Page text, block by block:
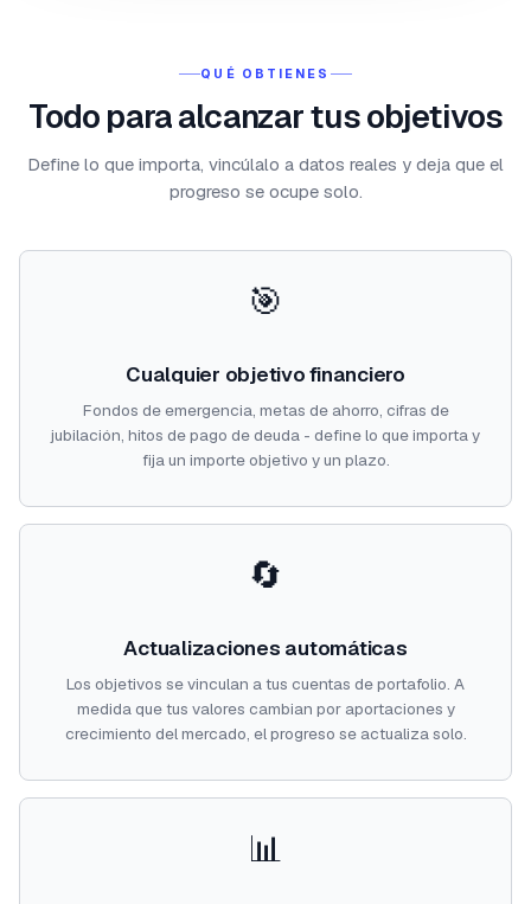
QUÉ OBTIENES
Todo para alcanzar tus objetivos
Define lo que importa, vincúlalo a datos reales y deja que el
progreso se ocupe solo.
🎯
Cualquier objetivo financiero
Fondos de emergencia, metas de ahorro, cifras de
jubilación, hitos de pago de deuda - define lo que importa y
fija un importe objetivo y un plazo.
🔄
Actualizaciones automáticas
Los objetivos se vinculan a tus cuentas de portafolio. A
medida que tus valores cambian por aportaciones y
crecimiento del mercado, el progreso se actualiza solo.
📊